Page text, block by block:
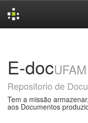
E-docUFAM
Repositorio de
Tem a missão
aos Documentos